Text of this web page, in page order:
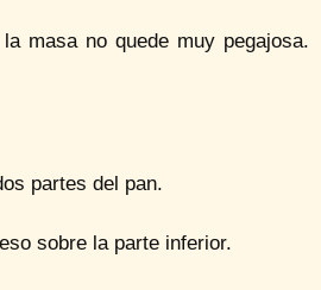
masa no quede muy pegajosa.
partes del pan.
sobre la parte inferior.